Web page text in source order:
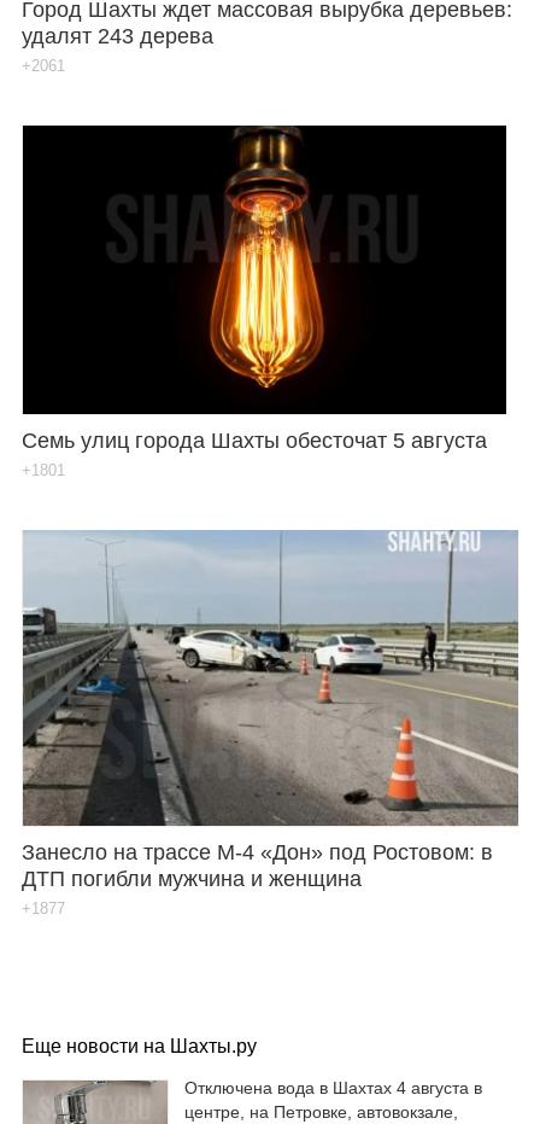
Город Шахты ждет массовая вырубка деревьев:
удалят 243 дерева
+2061
Семь улиц города Шахты обесточат 5 августа
+1801
Занесло на трассе М-4 «Дон» под Ростовом: в
ДТП погибли мужчина и женщина
+1877
Еще новости на Шахты.ру
Отключена вода в Шахтах 4 августа в
центре, на Петровке, автовокзале,